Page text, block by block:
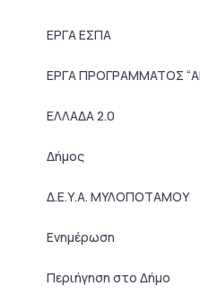
ΕΡΓΑ ΕΣΠΑ
ΕΡΓΑ ΠΡΟΓΡΑΜΜΑΤΟΣ
ΕΛΛΑΔΑ 2.0
Δήμος
Δ.Ε.Υ.Α. ΜΥΛΟΠΟΤΑΜΟΥ
Ενημέρωση
Περιήγηση στο Δήμο